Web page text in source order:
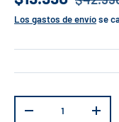
Los gastos de envíose
-
+